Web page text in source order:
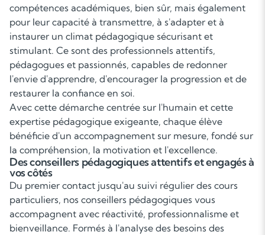
compétences académiques, bien sûr, mais également
pour leur capacité à transmettre, à s'adapter et à
instaurer un climat pédagogique sécurisant et
stimulant. Ce sont des professionnels attentifs,
pédagogues et passionnés, capables de redonner
l'envie d'apprendre, d'encourager la progression et de
restaurer la confiance en soi.
Avec cette démarche centrée sur l'humain et cette
expertise pédagogique exigeante, chaque élève
bénéficie d'un accompagnement sur mesure, fondé sur
la compréhension, la motivation et l'excellence.
Des conseillers pédagogiques attentifs et engagés à
vos côtés
Du premier contact jusqu'au suivi régulier des cours
particuliers, nos conseillers pédagogiques vous
accompagnent avec réactivité, professionnalisme et
bienveillance. Formés à l'analyse des besoins des